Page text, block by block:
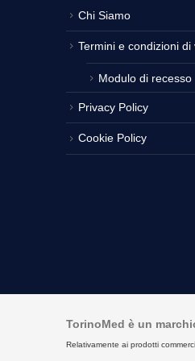
Chi Siamo
Termini e condizioni di
Modulo di recesso
Privacy Policy
Cookie Policy
TorinoMed è un
Relativamente ai prodotti